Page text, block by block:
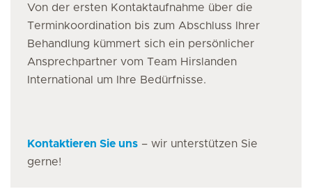
Von der ersten Kontaktaufnahme über die
Terminkoordination bis zum Abschluss Ihrer
Behandlung kümmert sich ein persönlicher
Ansprechpartner vom Team Hirslanden
International um Ihre Bedürfnisse.
Kontaktieren Sie uns – wir unterstützen Sie
gerne!